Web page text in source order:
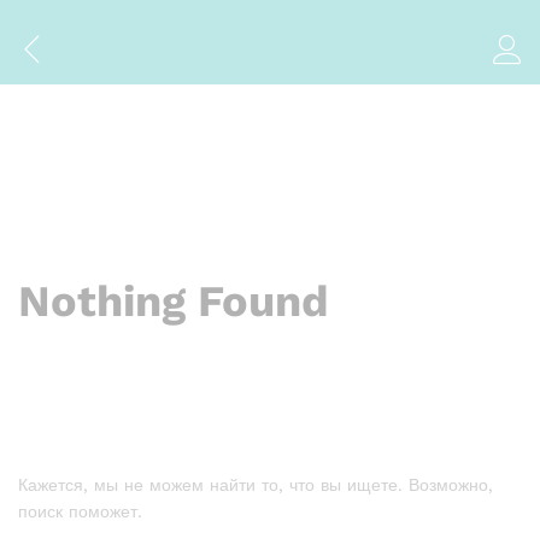
Nothing Found
Кажется, мы не можем найти то, что вы ищете. Возможно,
поиск поможет.